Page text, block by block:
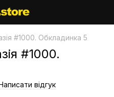
#1000. Обкладинка 5
#1000.
відгук